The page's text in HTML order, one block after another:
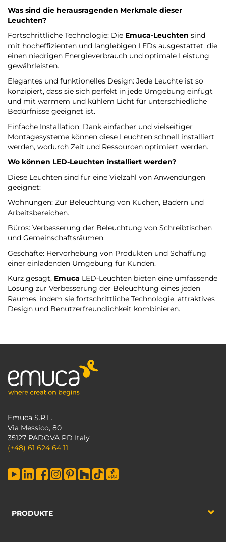
Was sind die herausragenden Merkmale dieser
Leuchten?
Fortschrittliche Technologie: Die Emuca-Leuchten sind
mit hocheffizienten und langlebigen LEDs ausgestattet, die
einen niedrigen Energieverbrauch und optimale Leistung
gewährleisten.
Elegantes und funktionelles Design: Jede Leuchte ist so
konzipiert, dass sie sich perfekt in jede Umgebung einfügt
und mit warmem und kühlem Licht für unterschiedliche
Bedürfnisse geeignet ist.
Einfache Installation: Dank einfacher und vielseitiger
Montagesysteme können diese Leuchten schnell installiert
werden, wodurch Zeit und Ressourcen optimiert werden.
Wo können LED-Leuchten installiert werden?
Diese Leuchten sind für eine Vielzahl von Anwendungen
geeignet:
Wohnungen: Zur Beleuchtung von Küchen, Bädern und
Arbeitsbereichen.
Büros: Verbesserung der Beleuchtung von Schreibtischen
und Gemeinschaftsräumen.
Geschäfte: Hervorhebung von Produkten und Schaffung
einer einladenden Umgebung für Kunden.
Kurz gesagt, Emuca LED-Leuchten bieten eine umfassende
Lösung zur Verbesserung der Beleuchtung eines jeden
Raumes, indem sie fortschrittliche Technologie, attraktives
Design und Benutzerfreundlichkeit kombinieren.
Emuca S.R.L.
Via Messico, 80
35127 PADOVA PD Italy
(+48) 61 624 64 11
PRODUKTE